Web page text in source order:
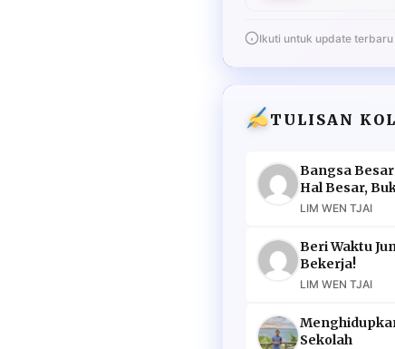
Ikuti untuk update terbaru
TULISAN
Bangsa
Hal Besar,
Murahan
LIM WEN TJAI
Beri Waktu
Bekerja!
LIM WEN TJAI
Sekolah